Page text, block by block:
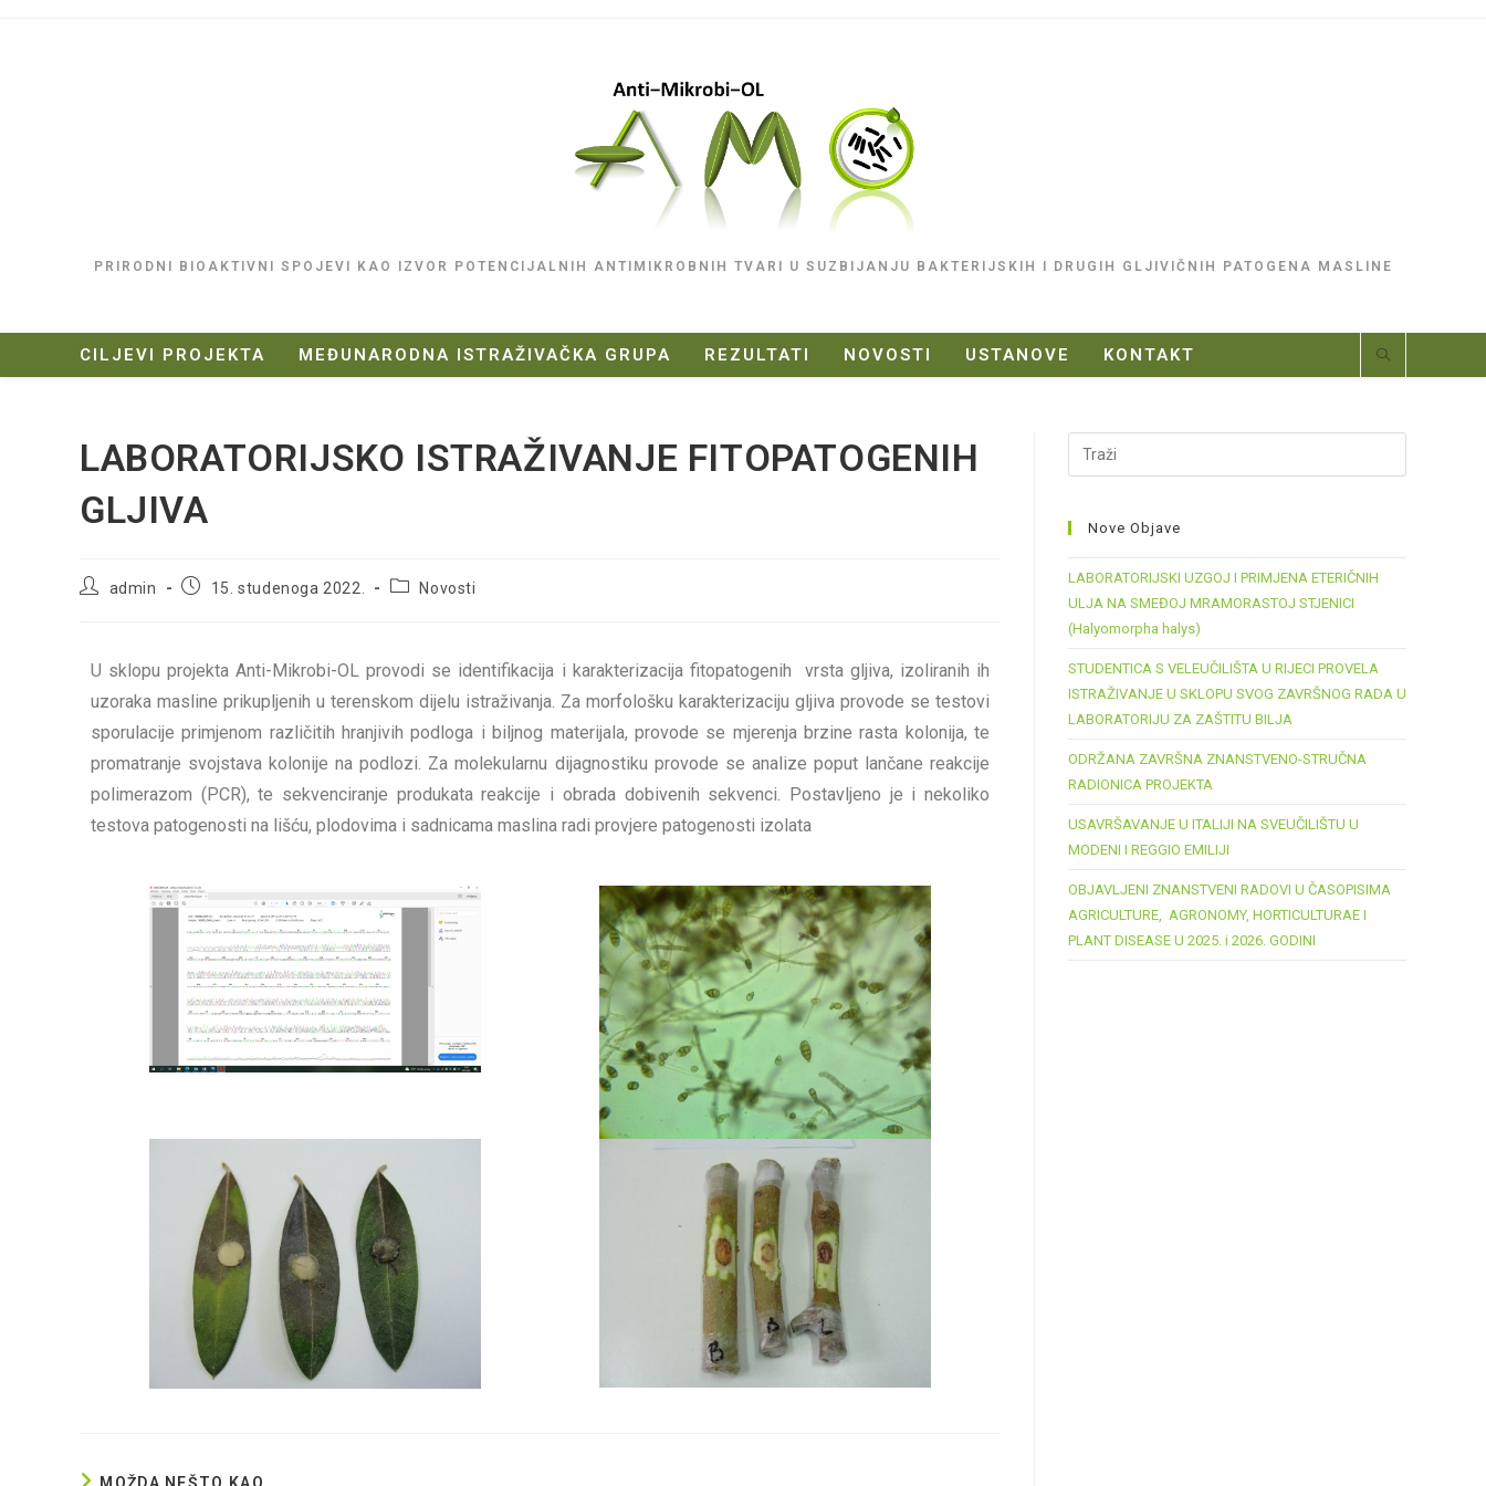
PRIRODNI BIOAKTIVNI SPOJEVI KAO IZVOR POTENCIJALNIH ANTIMIKROBNIH TVARI U SUZBIJANJU BAKTERIJSKIH I DRUGIH GLJIVIČNIH PATOGENA MASLINE
CILJEVI PROJEKTA MEĐUNARODNA ISTRAŽIVAČKA GRUPA REZULTATI NOVOSTI USTANOVE KONTAKT
LABORATORIJSKO ISTRAŽIVANJE FITOPATOGENIH
GLJIVA
admin 15. studenoga 2022. Novosti
U sklopu projekta Anti-Mikrobi-OL provodi se identifikacija i karakterizacija fitopatogenih vrsta gljiva, izoliranih ih
uzoraka masline prikupljenih u terenskom dijelu istraživanja. Za morfološku karakterizaciju gljiva provode se testovi
sporulacije primjenom različitih hranjivih podloga i biljnog materijala, provode se mjerenja brzine rasta kolonija, te
promatranje svojstava kolonije na podlozi. Za molekularnu dijagnostiku provode se analize poput lančane reakcije
polimerazom (PCR), te sekvenciranje produkata reakcije i obrada dobivenih sekvenci. Postavljeno je i nekoliko
testova patogenosti na lišću, plodovima i sadnicama maslina radi provjere patogenosti izolata
MOŽDA NEŠTO KAO
Nove Objave
LABORATORIJSKI UZGOJ I PRIMJENA ETERIČNIH
ULJA NA SMEĐOJ MRAMORASTOJ STJENICI
(Halyomorpha halys)
STUDENTICA S VELEUČILIŠTA U RIJECI PROVELA
ISTRAŽIVANJE U SKLOPU SVOG ZAVRŠNOG RADA U
LABORATORIJU ZA ZAŠTITU BILJA
ODRŽANA ZAVRŠNA ZNANSTVENO-STRUČNA
RADIONICA PROJEKTA
USAVRŠAVANJE U ITALIJI NA SVEUČILIŠTU U
MODENI I REGGIO EMILIJI
OBJAVLJENI ZNANSTVENI RADOVI U ČASOPISIMA
AGRICULTURE, AGRONOMY, HORTICULTURAE I
PLANT DISEASE U 2025. i 2026. GODINI